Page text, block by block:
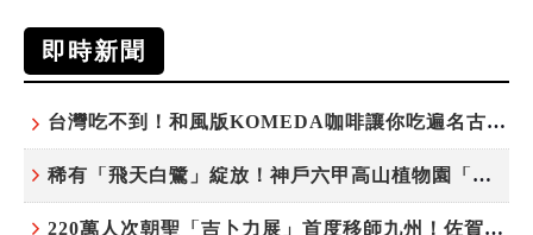
即時新聞
台灣吃不到！和風版KOMEDA咖啡讓你吃遍名古屋在地美食
稀有「飛天白鷺」綻放！神戶六甲高山植物園「鷺草」珍貴現身
220萬人次朝聖「吉卜力展」首度移師九州！佐賀站早鳥平日套票8/10搶先開賣